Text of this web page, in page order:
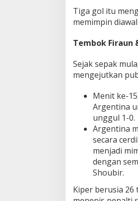
Tiga gol itu
memimpin
Tembok Firaun
Sejak sepak
mengejutkan
Menit ke-
Argentina
unggul 1-0.
Argentina
secara
menjadi
dengan
Shoubir.
Kiper berusia